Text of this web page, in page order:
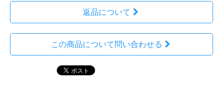
返品について
この商品について問い合わせる